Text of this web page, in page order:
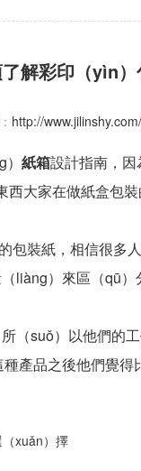
解彩印（yìn
http://
紙箱設計指南，
大家在做紙盒包
包裝紙，相信很多
liàng）來區（qū
（suǒ）以他們的
產品之後他們覺
xuǎn）擇